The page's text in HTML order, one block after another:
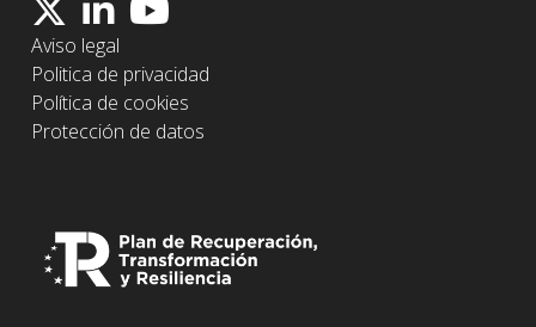
Aviso legal
Politica de privacidad
Política de cookies
Protección de datos